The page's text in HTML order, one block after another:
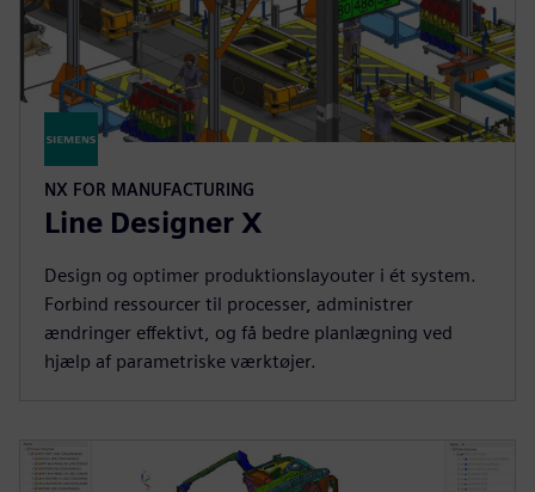
NX FOR MANUFACTURING
Line Designer X
Design og optimer produktionslayouter i ét system.
Forbind ressourcer til processer, administrer
ændringer effektivt, og få bedre planlægning ved
hjælp af parametriske værktøjer.